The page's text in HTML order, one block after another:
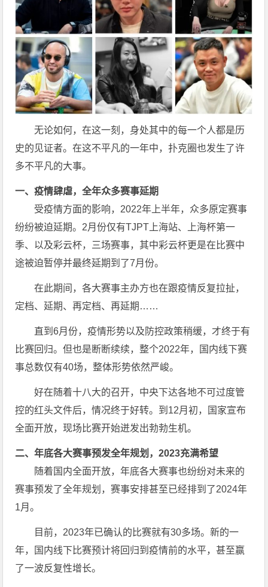
无论如何，在这一刻，身处其中的每一个人都是历
史的见证者。在这不平凡的一年中，扑克圈也发生了许
多不平凡的大事。
一、疫情肆虐，全年众多赛事延期
受疫情方面的影响，2022年上半年，众多原定赛事
纷纷被迫延期。2月份仅有TJPT上海站、上海杯第一
季、以及彩云杯，三场赛事，其中彩云杯更是在比赛中
途被迫暂停并最终延期到了7月份。
在此期间，各大赛事主办方也在跟疫情反复拉扯，
定档、延期、再定档、再延期……
直到6月份，疫情形势以及防控政策稍缓，才终于有
比赛回归。但也是断断续续，整个2022年，国内线下赛
事总数仅有40场，整体形势依然严峻。
好在随着十八大的召开，中央下达各地不可过度管
控的红头文件后，情况终于好转。到12月初，国家宣布
全面开放，现场比赛开始迸发出勃勃生机。
二、年底各大赛事预发全年规划，2023充满希望
随着国内全面开放，年底各大赛事也纷纷对未来的
赛事预发了全年规划，赛事安排甚至已经排到了2024年
1月。
目前，2023年已确认的比赛就有30多场。新的一
年，国内线下比赛预计将回归到疫情前的水平，甚至赢
了一波反复性增长。